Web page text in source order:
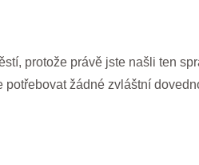
protože právě jste našli ten
žádné zvláštní